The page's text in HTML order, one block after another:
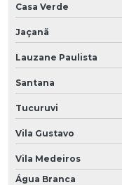
Casa Verde
Jaçanã
Lauzane Paulista
Santana
Tucuruvi
Vila Gustavo
Vila Medeiros
Água Branca